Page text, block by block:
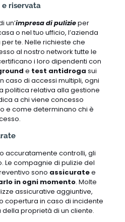
e riservata
un’impresa di pulizieper
o nel tuo ufficio, l’azienda
te. Nelle richieste che
al nostro network tutte le
i loro dipendenti con
e test antidroga sui
caso di accessi multipli, ogni
politica relativa alla gestione
a chi viene concesso
e come determinano chi è
accuratamente controlli, gli
Le compagnie di pulizie del
sono assicuratee
in ogni momento. Molte
assicurative aggiuntive,
copertura in caso di incidente
proprietà di un cliente.